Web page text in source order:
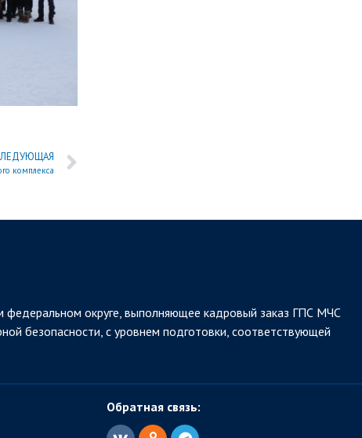
комплекса
округе, выполняющее кадровый заказ ГПС МЧС
безопасности, с уровнем подготовки, соответствующей
Обратная связь: